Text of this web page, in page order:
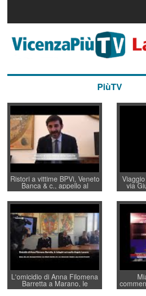
PiùTV
Ristori a vittime BPVi, Veneto
Banca & c., appello al
sottosegretario Alessio
Villarosa: per mettere ordine
convochi con Di Maio CNCU
a supporto della cabina di
regia al Mef
via
un
L'omicidio di Anna Filomena
Barretta a Marano, le
indagini dei carabinieri di